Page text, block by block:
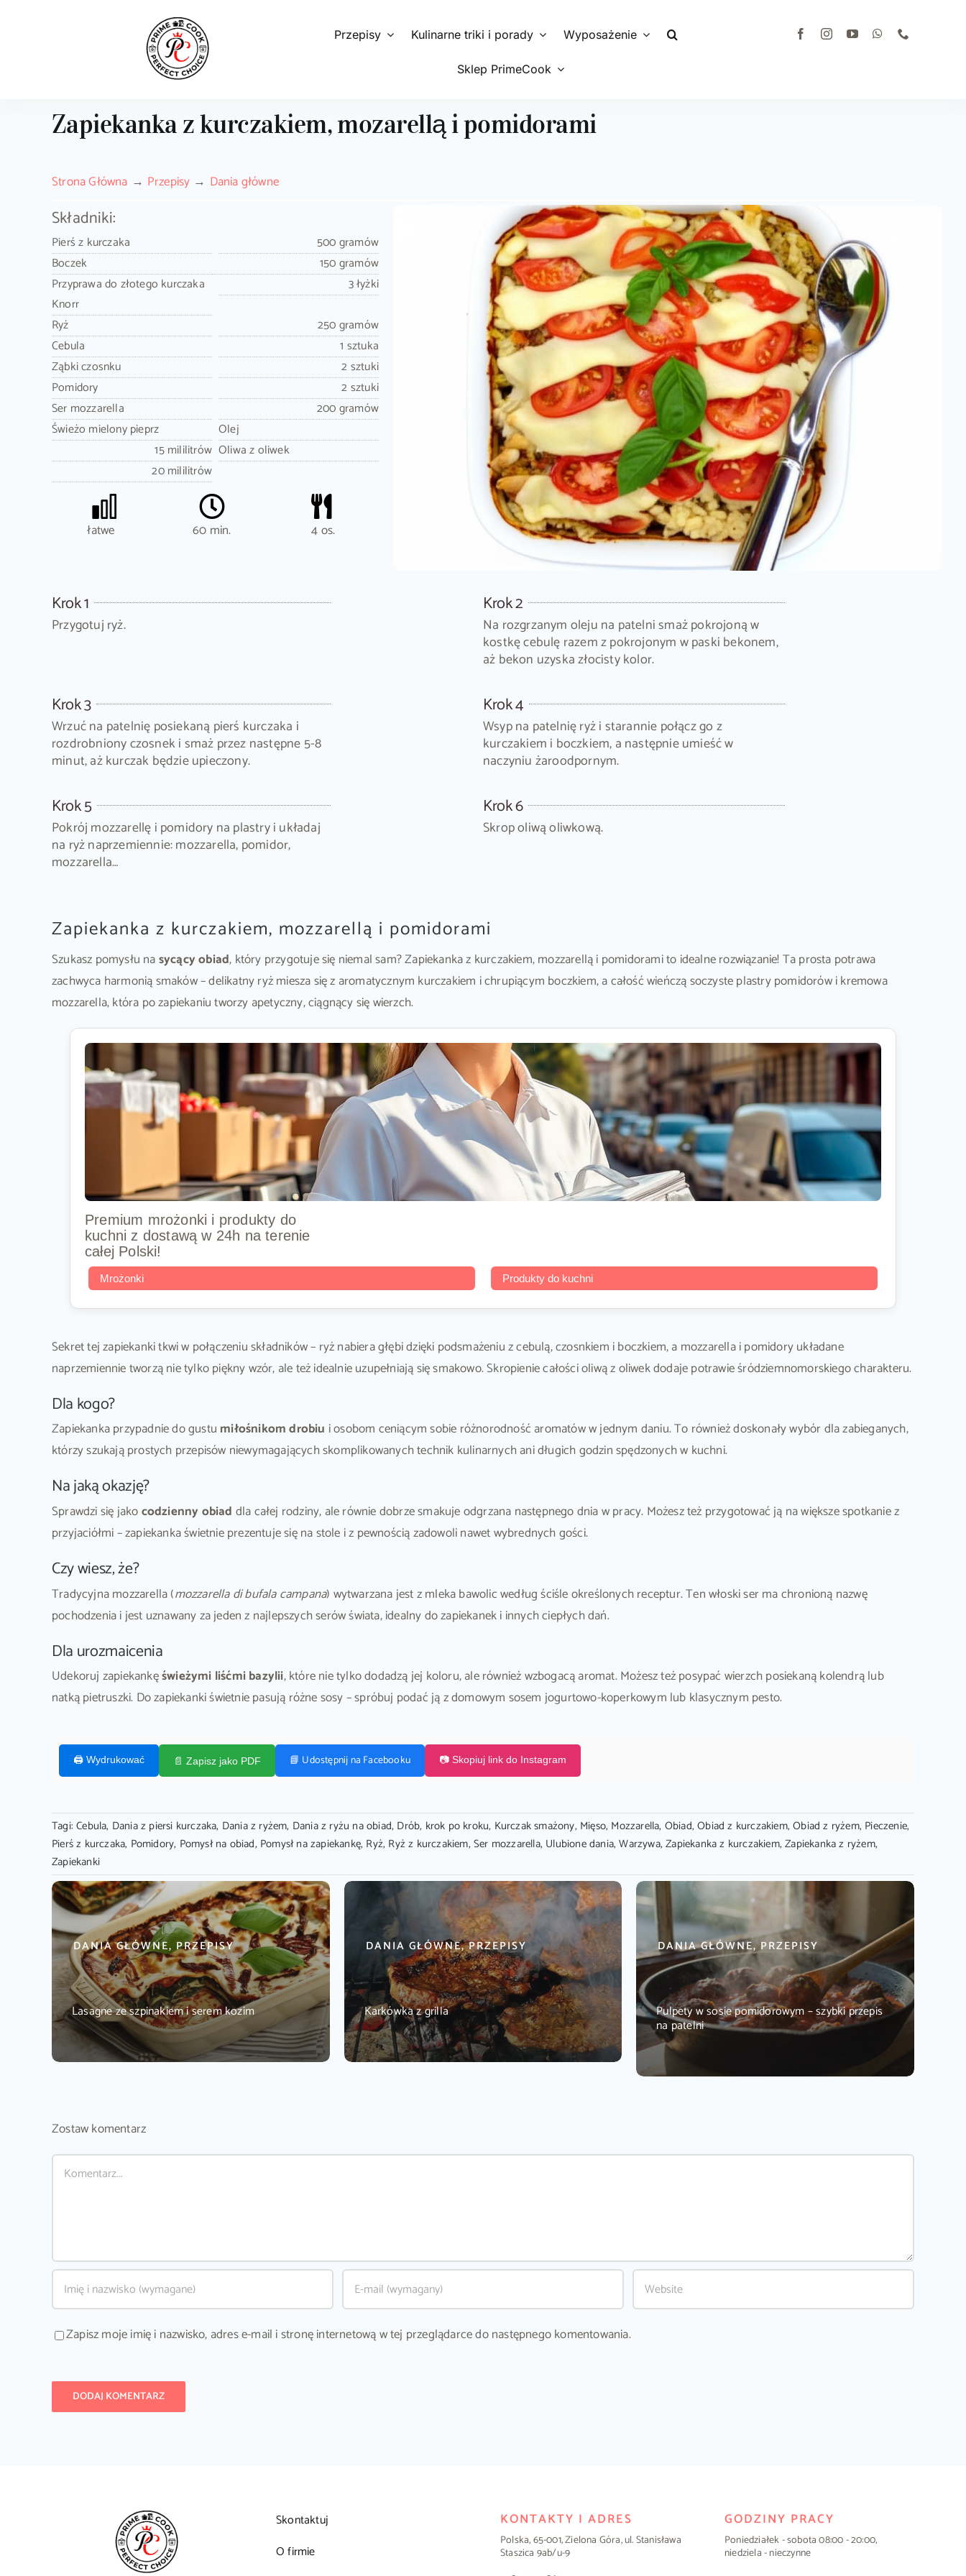
Przepisy Kulinarne triki i porady Wyposażenie
Sklep PrimeCook
Zapiekanka z kurczakiem, mozarellą i pomidorami
Strona Główna Przepisy Dania główne
Składniki:
Pierś z kurczaka
500 gramów
Boczek
150 gramów
Przyprawa do złotego kurczaka
Knorr
3 łyżki
Ryż
250 gramów
Cebula
1 sztuka
Ząbki czosnku
2 sztuki
Pomidory
2 sztuki
Ser mozzarella
200 gramów
Świeżo mielony pieprz
Olej
15 mililitrów Oliwa z oliwek
20 mililitrów
łatwe 60 min. 4 os.
Krok 1
Przygotuj ryż.
Krok 2
Na rozgrzanym oleju na patelni smaż pokrojoną w
kostkę cebulę razem z pokrojonym w paski bekonem,
aż bekon uzyska złocisty kolor.
Krok 3
Wrzuć na patelnię posiekaną pierś kurczaka i
rozdrobniony czosnek i smaż przez następne 5-8
minut, aż kurczak będzie upieczony.
Krok 4
Wsyp na patelnię ryż i starannie połącz go z
kurczakiem i boczkiem, a następnie umieść w
naczyniu żaroodpornym.
Krok 5
Pokrój mozzarellę i pomidory na plastry i układaj
na ryż naprzemiennie: mozzarella, pomidor,
mozzarella…
Krok 6
Skrop oliwą oliwkową.
Zapiekanka z kurczakiem, mozzarellą i pomidorami
Szukasz pomysłu nasycący obiad, który przygotuje się niemal sam? Zapiekanka z kurczakiem, mozzarellą i pomidorami to idealne rozwiązanie! Ta prosta potrawa
zachwyca harmonią smaków – delikatny ryż miesza się z aromatycznym kurczakiem i chrupiącym boczkiem, a całość wieńczą soczyste plastry pomidorów i kremowa
mozzarella, która po zapiekaniu tworzy apetyczny, ciągnący się wierzch.
Premium mrożonki i produkty do
kuchni z dostawą w 24h na terenie
całej Polski!
Mrożonki Produkty do kuchni
Sekret tej zapiekanki tkwi w połączeniu składników – ryż nabiera głębi dzięki podsmażeniu z cebulą, czosnkiem i boczkiem, a mozzarella i pomidory układane
naprzemiennie tworzą nie tylko piękny wzór, ale też idealnie uzupełniają się smakowo. Skropienie całości oliwą z oliwek dodaje potrawie śródziemnomorskiego charakteru.
Dla kogo?
Zapiekanka przypadnie do gustu miłośnikom drobiu i osobom ceniącym sobie różnorodność aromatów w jednym daniu. To również doskonały wybór dla zabieganych,
którzy szukają prostych przepisów niewymagających skomplikowanych technik kulinarnych ani długich godzin spędzonych w kuchni.
Na jaką okazję?
Sprawdzi się jakocodzienny obiad dla całej rodziny, ale równie dobrze smakuje odgrzana następnego dnia w pracy. Możesz też przygotować ją na większe spotkanie z
przyjaciółmi – zapiekanka świetnie prezentuje się na stole i z pewnością zadowoli nawet wybrednych gości.
Czy wiesz, że?
Tradycyjna mozzarella (mozzarella di bufala campana) wytwarzana jest z mleka bawolic według ściśle określonych receptur. Ten włoski ser ma chronioną nazwę
pochodzenia i jest uznawany za jeden z najlepszych serów świata, idealny do zapiekanek i innych ciepłych dań.
Dla urozmaicenia
Udekoruj zapiekankęświeżymi liśćmi bazylii, które nie tylko dodadzą jej koloru, ale również wzbogacą aromat. Możesz też posypać wierzch posiekaną kolendrą lub
natką pietruszki. Do zapiekanki świetnie pasują różne sosy – spróbuj podać ją z domowym sosem jogurtowo-koperkowym lub klasycznym pesto.
🖨️ Wydrukować 📄 Zapisz jako PDF 📘 Udostępnij na Facebooku 📷 Skopiuj link do Instagram
Tagi:Cebula, Dania z piersi kurczaka, Dania z ryżem, Dania z ryżu na obiad, Drób, krok po kroku, Kurczak smażony, Mięso, Mozzarella, Obiad,Obiad z kurczakiem,Obiad z ryżem, Pieczenie,
Pierś z kurczaka, Pomidory, Pomysł na obiad, Pomysł na zapiekankę, Ryż, Ryż z kurczakiem,Ser mozzarella, Ulubione dania,Warzywa,Zapiekanka z kurczakiem,Zapiekanka z ryżem,
Zapiekanki
DANIA GŁÓWNE, PRZEPISY
Lasagne ze szpinakiem i serem kozim
DANIA GŁÓWNE, PRZEPISY
Karkówka z grilla
DANIA GŁÓWNE, PRZEPISY
Pulpety w sosie pomidorowym – szybki przepis
na patelni
Zostaw komentarz
Comment
Zapisz moje imię i nazwisko, adres e-mail i stronę internetową w tej przeglądarce do następnego komentowania.
Skontaktuj
O firmie
KONTAKTY I ADRES
Polska, 65-001, Zielona Góra, ul. Stanisława
Staszica 9ab/u-9
GODZINY PRACY
Poniedziałek - sobota 08:00 - 20:00,
niedziela - nieczynne